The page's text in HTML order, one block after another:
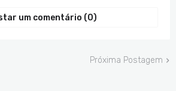
um comentário (0)
Próxima Postagem